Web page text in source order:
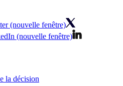
(nouvelle fenêtre)
(nouvelle fenêtre)
la décision